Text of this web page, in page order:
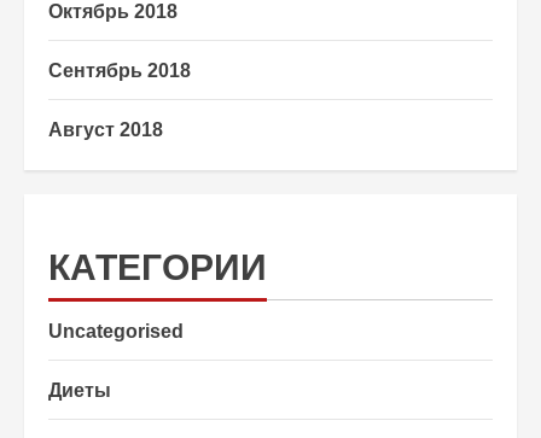
Октябрь 2018
Сентябрь 2018
Август 2018
КАТЕГОРИИ
Uncategorised
Диеты